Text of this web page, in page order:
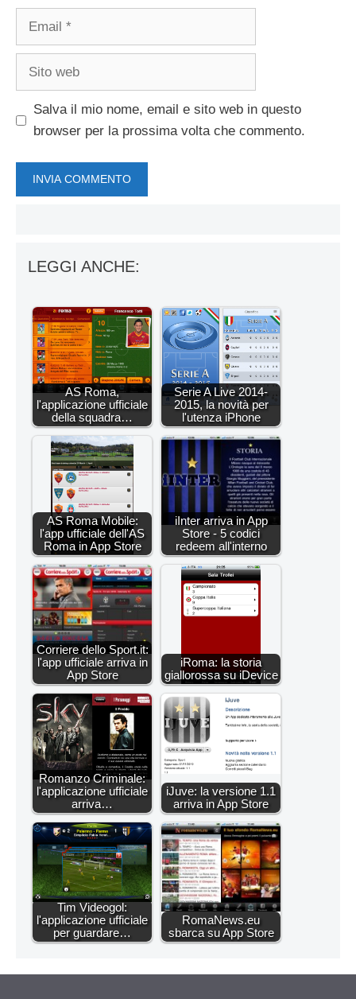
Email
Sito
Salva il mio nome, email e sito web in questo
browser per la prossima volta che commento.
LEGGI ANCHE:
AS Roma,
l'applicazione ufficiale
della squadra…
Serie A Live 2014-
2015, la novità per
l'utenza iPhone
AS Roma Mobile:
l'app ufficiale dell'AS
Roma in App Store
iInter arriva in App
Store - 5 codici
redeem all'interno
Corriere dello Sport.it:
l'app ufficiale arriva in
App Store
iRoma: la storia
giallorossa su iDevice
Romanzo Criminale:
l'applicazione ufficiale
arriva…
iJuve: la versione 1.1
arriva in App Store
Tim Videogol:
l'applicazione ufficiale
per guardare…
RomaNews.eu
sbarca su App Store